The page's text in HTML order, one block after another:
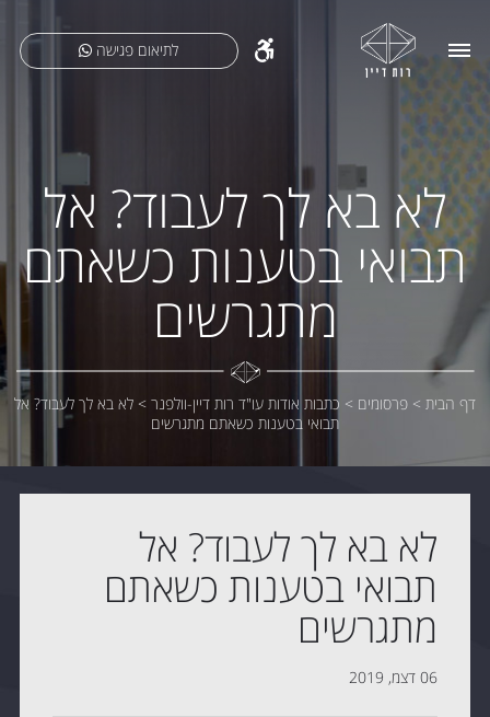
לתיאום פגישה
לא בא לך לעבוד? אל
תבואי בטענות כשאתם
מתגרשים
דף הבית > פרסומים > כתבות אודות עו"ד רות דיין-וולפנר > לא בא לך לעבוד? אל
תבואי בטענות כשאתם מתגרשים
לא בא לך לעבוד? אל
תבואי בטענות כשאתם
מתגרשים
06 דצמ, 2019